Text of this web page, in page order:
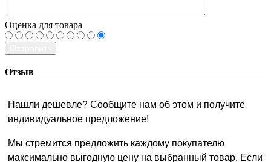
Оценка для товара
Отзыв
Нашли дешевле? Сообщите нам об этом и получите
индивидуальное предложение!
Мы стремится предложить каждому покупателю
максимально выгодную цену на выбранный товар. Если